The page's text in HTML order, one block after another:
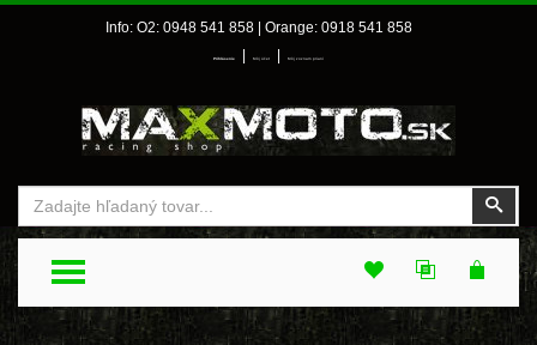
Info: O2: 0948 541 858 | Orange: 0918 541 858
Prihlásenie Môj účet Môj zoznam prianí
TOGGLE MENU